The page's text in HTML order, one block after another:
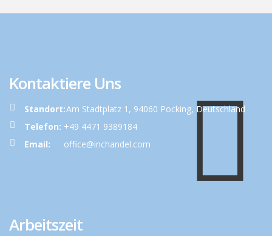
Kontaktiere Uns
Standort:Am Stadtplatz 1, 94060 Pocking, Deutschland
Telefon: +49 4471 9389184
Email:
office@inchandel.com
Arbeitszeit